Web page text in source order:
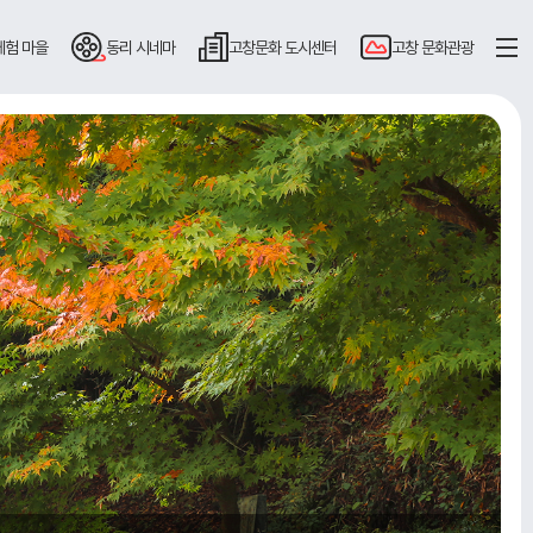
마을 동리 시네마 고창문화도시센터 고창문화관광